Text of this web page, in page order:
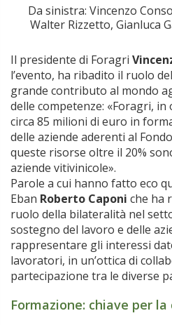
Da sinistra: Vincenzo
Walter Rizzetto, Gianluca
Il presidente di Foragri
l’evento, ha ribadito il ruolo
grande contributo al mondo
delle competenze: «Foragri,
circa 85 milioni di euro in
delle aziende aderenti al
queste risorse oltre il 20%
aziende vitivinicole».
Parole a cui hanno fatto eco
Eban Roberto Caponi che ha
ruolo della bilateralità nel
sostegno del lavoro e delle
rappresentare gli interessi
lavoratori, in un’ottica di
partecipazione tra le diverse
Formazione: chiave per